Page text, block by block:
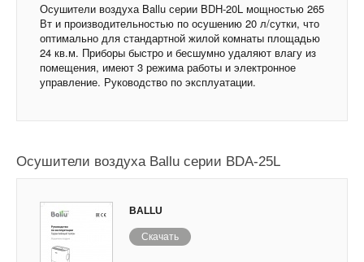
Осушители воздуха Ballu серии BDH-20L мощностью 265
Вт и производительностью по осушению 20 л/сутки, что
оптимально для стандартной жилой комнаты площадью
24 кв.м. Приборы быстро и бесшумно удаляют влагу из
помещения, имеют 3 режима работы и электронное
управление. Руководство по эксплуатации.
Осушители воздуха Ballu серии BDA-25L
BALLU
Скачать